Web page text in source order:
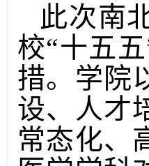
此次南
校“十五
措。学院
设、人才
常态化、